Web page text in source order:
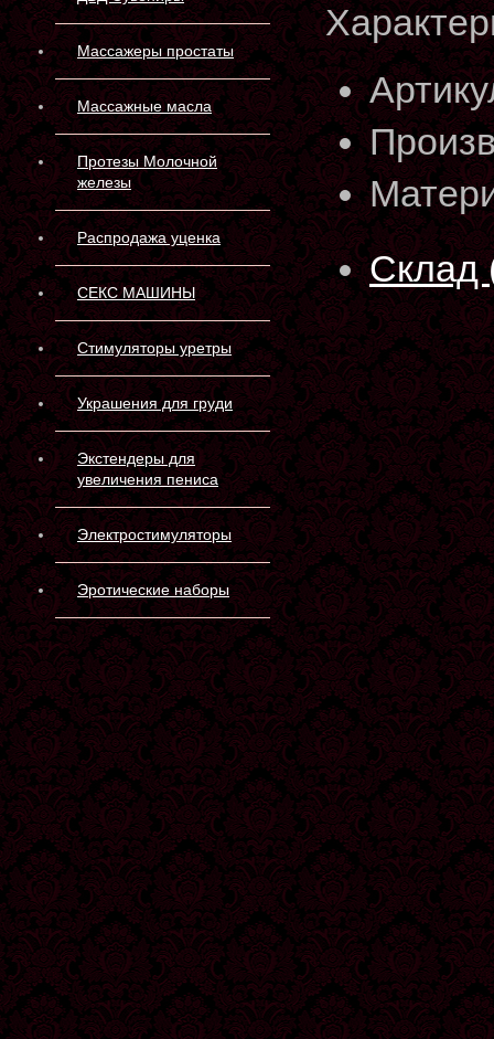
Массажеры простаты
Массажные масла
Протезы Молочной
железы
Распродажа уценка
СЕКС МАШИНЫ
Стимуляторы уретры
Украшения для груди
Экстендеры для
увеличения пениса
Электростимуляторы
Эротические наборы
Склад